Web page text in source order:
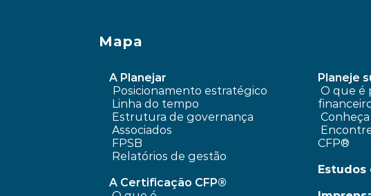
A Planejar
Posicionamento estratégico
Linha do tempo
Estrutura de governança
Associados
FPSB
Relatórios de gestão
A Certificação CFP®
Planeje
O que é planejamento
Conheça
CFP®
Estudos
Mapa